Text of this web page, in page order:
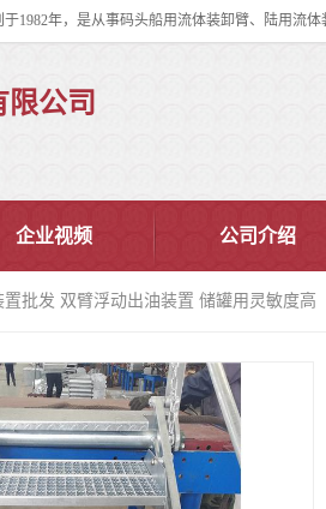
公司
企业视频 公司介绍
批发 双臂浮动出油装置 储罐用灵敏度高